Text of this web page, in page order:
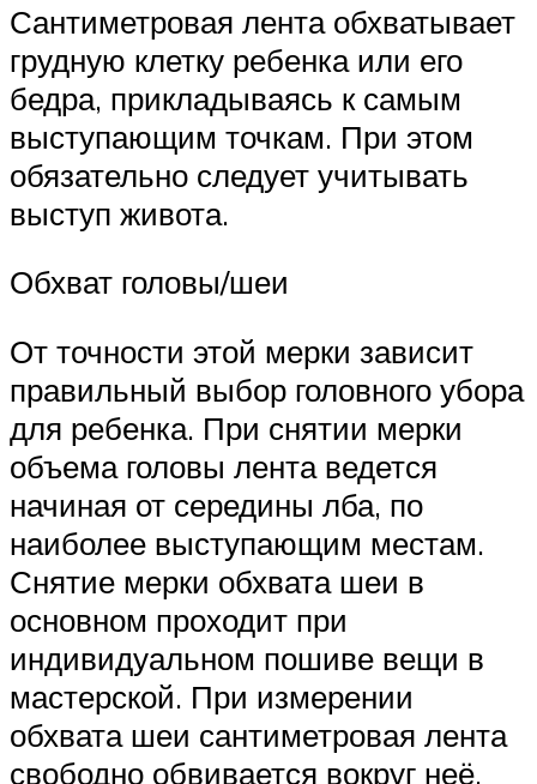
Сантиметровая лента обхватывает
грудную клетку ребенка или его
бедра, прикладываясь к самым
выступающим точкам. При этом
обязательно следует учитывать
выступ живота.
Обхват головы/шеи
От точности этой мерки зависит
правильный выбор головного убора
для ребенка. При снятии мерки
объема головы лента ведется
начиная от середины лба, по
наиболее выступающим местам.
Снятие мерки обхвата шеи в
основном проходит при
индивидуальном пошиве вещи в
мастерской. При измерении
обхвата шеи сантиметровая лента
свободно обвивается вокруг неё.